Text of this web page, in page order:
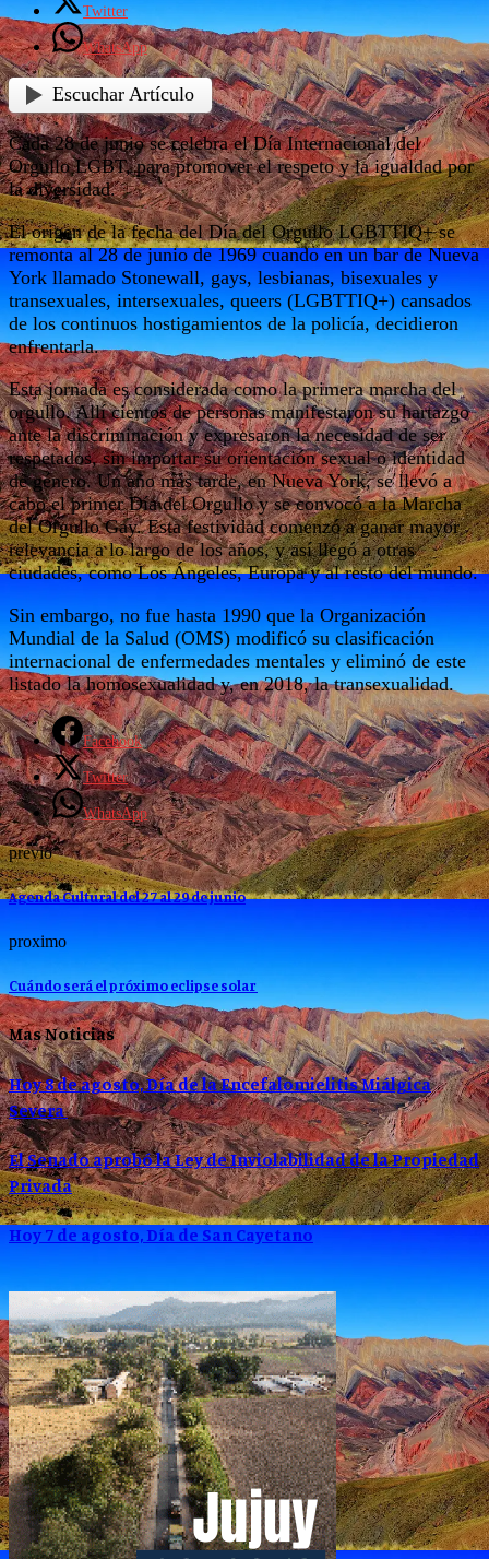
Twitter
WhatsApp
Escuchar Artículo
Cada 28 de junio se celebra el Día Internacional del
Orgullo LGBT, para promover el respeto y la igualdad por
la diversidad.
El origen de la fecha del Día del Orgullo LGBTTIQ+ se
remonta al 28 de junio de 1969 cuando en un bar de Nueva
York llamado Stonewall, gays, lesbianas, bisexuales y
transexuales, intersexuales, queers (LGBTTIQ+) cansados
de los continuos hostigamientos de la policía, decidieron
enfrentarla.
Esta jornada es considerada como la primera marcha del
orgullo. Allí cientos de personas manifestaron su hartazgo
ante la discriminación y expresaron la necesidad de ser
respetados, sin importar su orientación sexual o identidad
de género. Un año más tarde, en Nueva York, se llevó a
cabo el primer Día del Orgullo y se convocó a la Marcha
del Orgullo Gay. Esta festividad comenzó a ganar mayor
relevancia a lo largo de los años, y así llegó a otras
ciudades, como Los Ángeles, Europa y al resto del mundo.
Sin embargo, no fue hasta 1990 que la Organización
Mundial de la Salud (OMS) modificó su clasificación
internacional de enfermedades mentales y eliminó de este
listado la homosexualidad y, en 2018, la transexualidad.
Facebook
Twitter
WhatsApp
previo
Agenda Cultural del 27 al 29 de junio
proximo
Cuándo será el próximo eclipse solar
Mas Noticias
Hoy 8 de agosto, Día de la Encefalomielitis Miálgica
Severa
El Senado aprobó la Ley de Inviolabilidad de la Propiedad
Privada
Hoy 7 de agosto, Día de San Cayetano